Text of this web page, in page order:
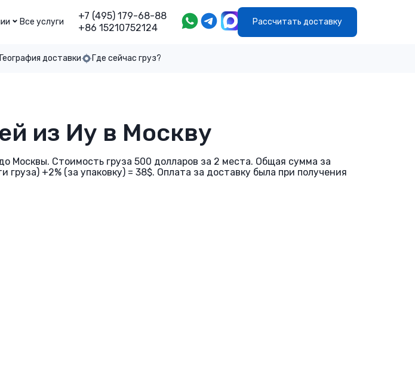
Все услуги
+7 (495) 179-68-88
+86 15210752124
Рассчитать доставку
География доставки Где сейчас груз?
из Иу в Москву
Москвы. Стоимость груза 500 долларов за 2 места. Общая сумма за
+2% (за упаковку) = 38$. Оплата за доставку была при получения